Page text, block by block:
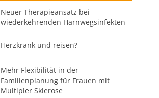
Neuer Therapieansatz bei
wiederkehrenden Harnwegsinfekten
Herzkrank und reisen?
Mehr Flexibilität in der
Familienplanung für Frauen mit
Multipler Sklerose